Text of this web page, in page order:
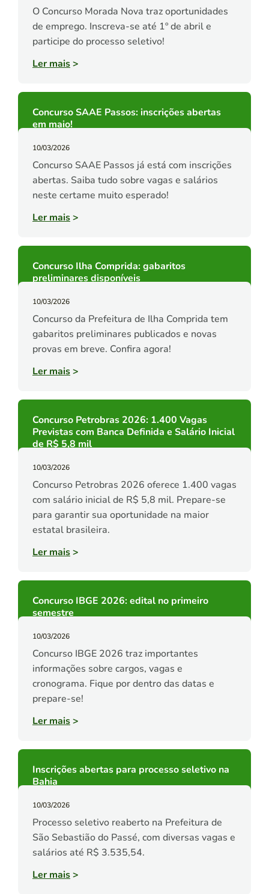
O Concurso Morada Nova traz oportunidades
de emprego. Inscreva-se até 1º de abril e
participe do processo seletivo!
Ler mais>
Concurso SAAE Passos: inscrições abertas
em maio!
10/03/2026
Concurso SAAE Passos já está com inscrições
abertas. Saiba tudo sobre vagas e salários
neste certame muito esperado!
Ler mais>
Concurso Ilha Comprida: gabaritos
preliminares disponíveis
10/03/2026
Concurso da Prefeitura de Ilha Comprida tem
gabaritos preliminares publicados e novas
provas em breve. Confira agora!
Ler mais>
Concurso Petrobras 2026: 1.400 Vagas
Previstas com Banca Definida e Salário Inicial
de R$ 5,8 mil
10/03/2026
Concurso Petrobras 2026 oferece 1.400 vagas
com salário inicial de R$ 5,8 mil. Prepare-se
para garantir sua oportunidade na maior
estatal brasileira.
Ler mais>
Concurso IBGE 2026: edital no primeiro
semestre
10/03/2026
Concurso IBGE 2026 traz importantes
informações sobre cargos, vagas e
cronograma. Fique por dentro das datas e
prepare-se!
Ler mais>
Inscrições abertas para processo seletivo na
Bahia
10/03/2026
Processo seletivo reaberto na Prefeitura de
São Sebastião do Passé, com diversas vagas e
salários até R$ 3.535,54.
Ler mais>